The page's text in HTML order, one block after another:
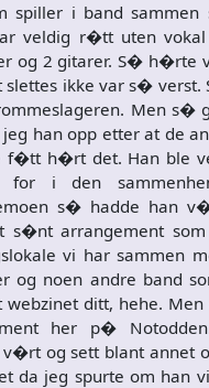
spiller i band sammen
veldig r�tt uten
og 2 gitarer. S� h�rte
slettes ikke var s� verst.
Men s�
han opp etter at de
f�tt h�rt det. Han ble
for i den
s� hadde han
s�nt arrangement
vi har sammen
og noen andre band
ditt, hehe.
her p�
og sett blant annet
da jeg spurte om han